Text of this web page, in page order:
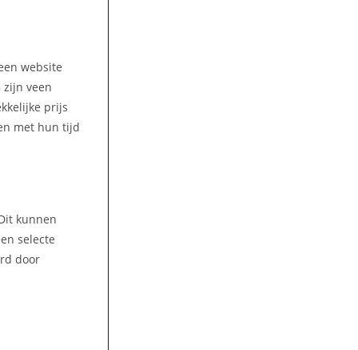
website
veen
prijs
met hun tijd
kunnen
selecte
door